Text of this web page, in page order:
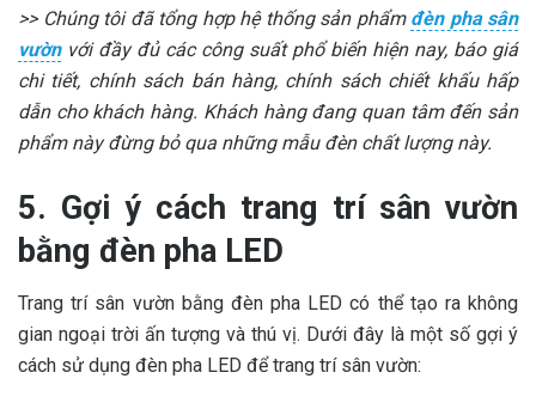
>> Chúng tôi đã tổng hợp hệ thống sản phẩm đèn pha sân
vườnvới đầy đủ các công suất phổ biến hiện nay, báo giá
chi tiết, chính sách bán hàng, chính sách chiết khấu hấp
dẫn cho khách hàng. Khách hàng đang quan tâm đến sản
phẩm này đừng bỏ qua những mẫu đèn chất lượng này.
5. Gợi ý cách trang trí sân vườn
bằng đèn pha LED
Trang trí sân vườn bằng đèn pha LED có thể tạo ra không
gian ngoại trời ấn tượng và thú vị. Dưới đây là một số gợi ý
cách sử dụng đèn pha LED để trang trí sân vườn: